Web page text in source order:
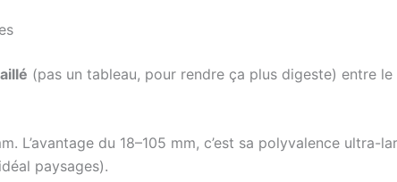
(pas un tableau, pour rendre ça plus digeste) entre
L’avantage du 18–105 mm, c’est sa polyvalence ultra-
paysages).